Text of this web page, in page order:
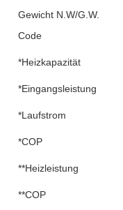
Gewicht N.W/G.W.
Code
*Heizkapazität
*Eingangsleistung
*Laufstrom
*COP
**Heizleistung
**COP